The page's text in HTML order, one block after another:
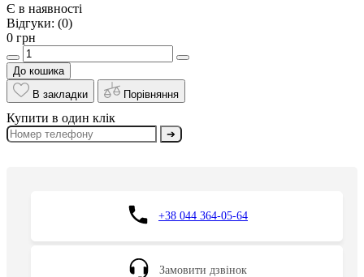
Є в наявності
Відгуки: (0)
0 грн
До кошика
В закладки
Порівняння
Купити в один клік
➔
+38 044 364-05-64
Замовити дзвінок